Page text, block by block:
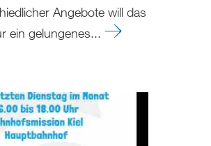
Angebote will das
ein gelungenes...